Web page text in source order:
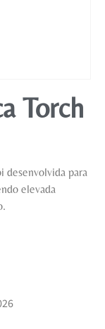
Torch
desenvolvida para
elevada